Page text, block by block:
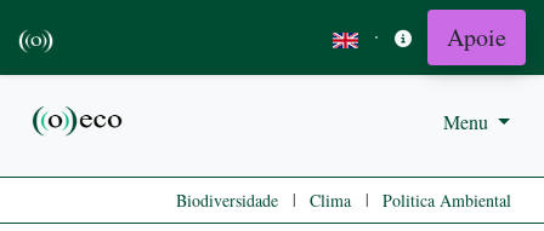
· Apoie
Menu
Biodiversidade | Clima | Politica Ambiental